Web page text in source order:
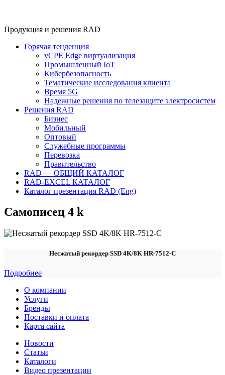
Продукция и решения RAD
Горячая тенденция
vCPE Edge виртуализация
Промышленный IoT
Кибербезопасность
Тематические исследования клиента
Время 5G
Надежные решения по телезащите электросистем
Решения RAD
Бизнес
Мобильный
Оптовый
Служебные программы
Перевозка
Правительство
RAD — ОБЩИЙ КАТАЛОГ
RAD-EXCEL КАТАЛОГ
Каталог презентация RAD (Eng)
Самописец 4 k
Несжатый рекордер SSD 4K/8K HR-7512-C
Подробнее
О компании
Услуги
Бренды
Поставки и оплата
Карта сайта
Новости
Статьи
Каталоги
Видео презентации